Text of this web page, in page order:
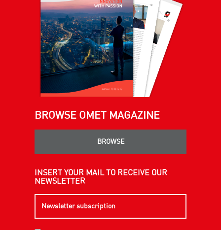
BROWSE OMET MAGAZINE
BROWSE
INSERT YOUR MAIL TO RECEIVE OUR
NEWSLETTER